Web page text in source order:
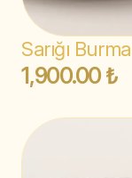
Sarığı Burma
1,900.00 ₺